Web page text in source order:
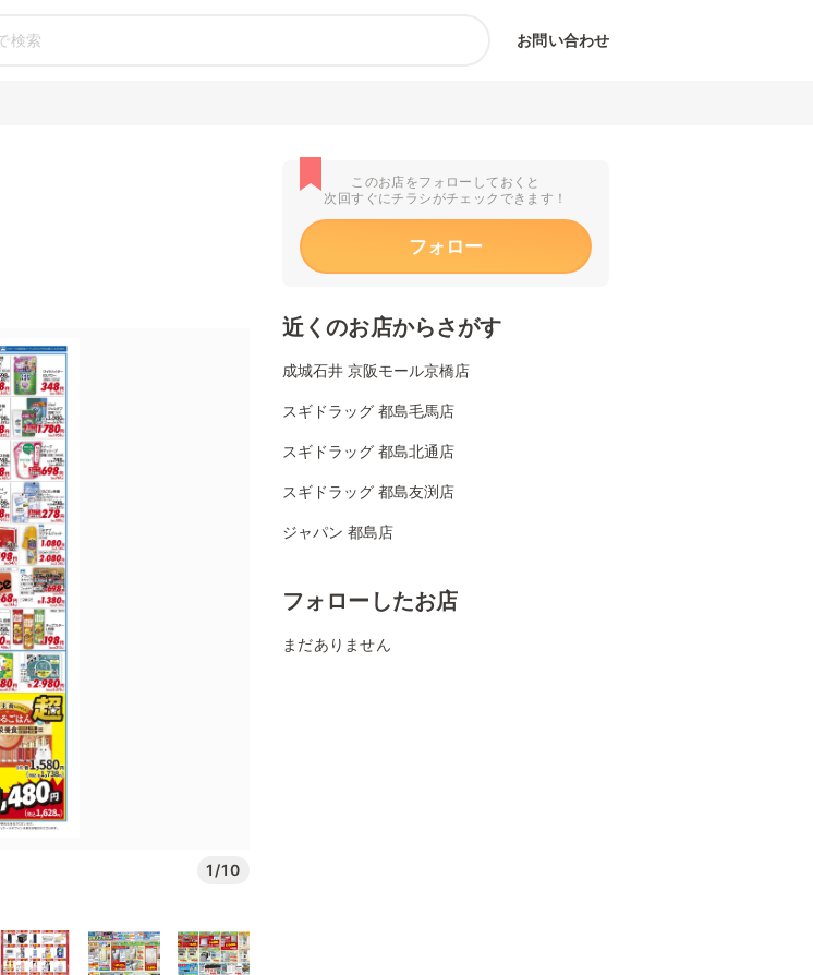
お問い合わせ
1/10
このお店をフォローしておくと
次回すぐにチラシがチェックできます！
フォロー
近くのお店からさがす
成城石井 京阪モール京橋店
スギドラッグ 都島毛馬店
スギドラッグ 都島北通店
スギドラッグ 都島友渕店
ジャパン 都島店
フォローしたお店
まだありません